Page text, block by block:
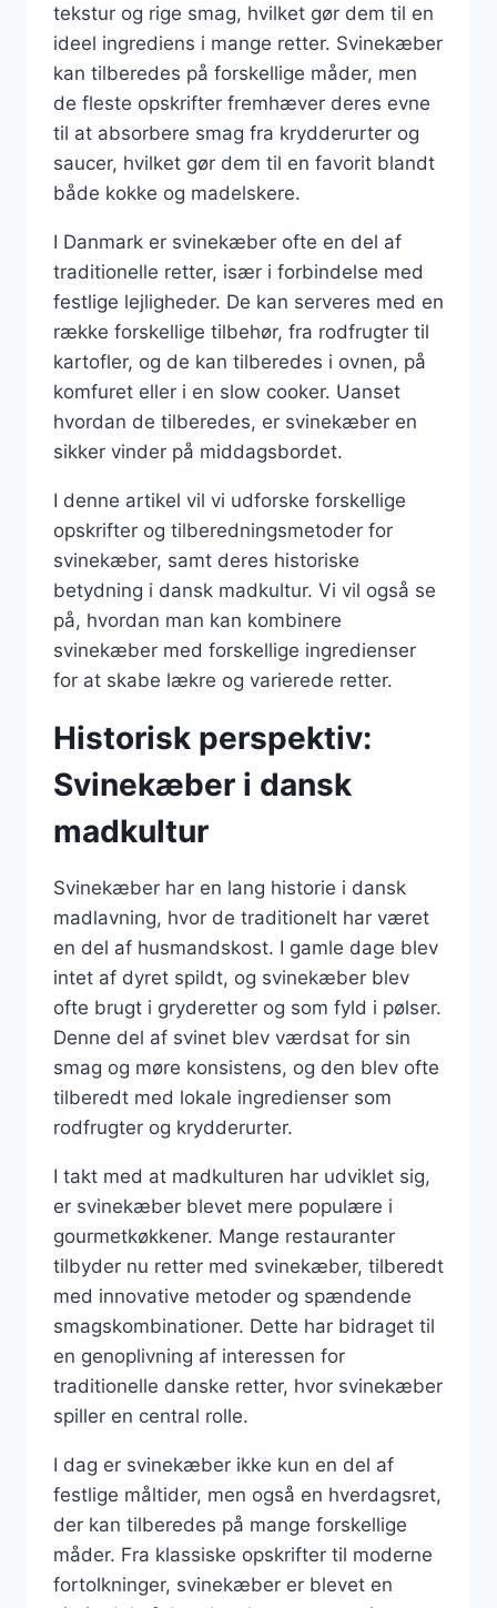
tekstur og rige smag, hvilket gør dem til en
ideel ingrediens i mange retter. Svinekæber
kan tilberedes på forskellige måder, men
de fleste opskrifter fremhæver deres evne
til at absorbere smag fra krydderurter og
saucer, hvilket gør dem til en favorit blandt
både kokke og madelskere.
I Danmark er svinekæber ofte en del af
traditionelle retter, især i forbindelse med
festlige lejligheder. De kan serveres med en
række forskellige tilbehør, fra rodfrugter til
kartofler, og de kan tilberedes i ovnen, på
komfuret eller i en slow cooker. Uanset
hvordan de tilberedes, er svinekæber en
sikker vinder på middagsbordet.
I denne artikel vil vi udforske forskellige
opskrifter og tilberedningsmetoder for
svinekæber, samt deres historiske
betydning i dansk madkultur. Vi vil også se
på, hvordan man kan kombinere
svinekæber med forskellige ingredienser
for at skabe lækre og varierede retter.
Historisk perspektiv:
Svinekæber i dansk
madkultur
Svinekæber har en lang historie i dansk
madlavning, hvor de traditionelt har været
en del af husmandskost. I gamle dage blev
intet af dyret spildt, og svinekæber blev
ofte brugt i gryderetter og som fyld i pølser.
Denne del af svinet blev værdsat for sin
smag og møre konsistens, og den blev ofte
tilberedt med lokale ingredienser som
rodfrugter og krydderurter.
I takt med at madkulturen har udviklet sig,
er svinekæber blevet mere populære i
gourmetkøkkener. Mange restauranter
tilbyder nu retter med svinekæber, tilberedt
med innovative metoder og spændende
smagskombinationer. Dette har bidraget til
en genoplivning af interessen for
traditionelle danske retter, hvor svinekæber
spiller en central rolle.
I dag er svinekæber ikke kun en del af
festlige måltider, men også en hverdagsret,
der kan tilberedes på mange forskellige
måder. Fra klassiske opskrifter til moderne
fortolkninger, svinekæber er blevet en